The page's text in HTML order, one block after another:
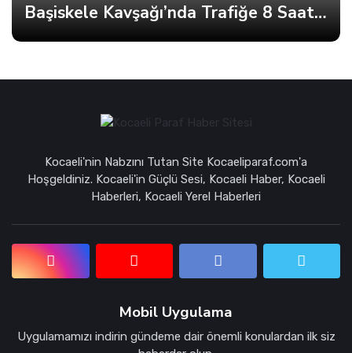
Başiskele Kavşağı’nda Trafiğe 8 Saatlik Mola
Kocaeli'nin Nabzını Tutan Site Kocaeliparaf.com'a
Hoşgeldiniz. Kocaeli'in Güçlü Sesi, Kocaeli Haber, Kocaeli
Haberleri, Kocaeli Yerel Haberleri
Mobil Uygulama
Uygulamamızı indirin gündeme dair önemli konulardan ilk siz